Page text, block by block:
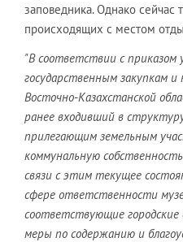
заповедника. Однако сейчас
происходящих с местом
"В соответствии с приказом
государственным закупкам
Восточно-Казахстанской
ранее входивший в
прилегающим земельным
коммунальную
связи с этим текущее
сфере ответственности
соответствующие
меры по содержанию и